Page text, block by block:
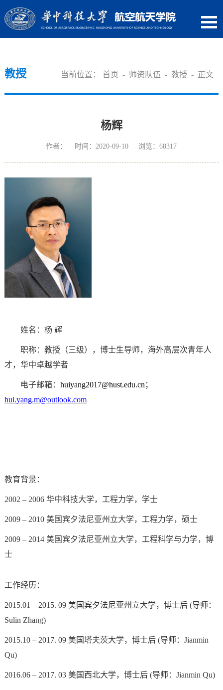
教授 当前位置： 首页 - 师资队伍 -教授 - 正文
杨辉
作者： 时间：2020-09-10 浏览：68317
姓名：杨 辉
职称：教授（三级），博士生导师，海外高层次青年人
才，华中卓越学者
电子邮箱： huiyang2017@hust.edu.cn；
hui.yang.m@outlook.com
教育背景：
2002 – 2006 华中科技大学，工程力学，学士
2009 – 2010 美国宾夕法尼亚州立大学，工程力学，硕士
2009 – 2014 美国宾夕法尼亚州立大学，工程科学与力学，博
士
工作经历：
2015.01 – 2015. 09 美国宾夕法尼亚州立大学，博士后 (导师：
Sulin Zhang)
2015.10 – 2017. 09 美国塔夫茨大学，博士后 (导师： Jianmin
Qu)
2016.06 – 2017. 03 美国西北大学，博士后 (导师： Jianmin Qu)